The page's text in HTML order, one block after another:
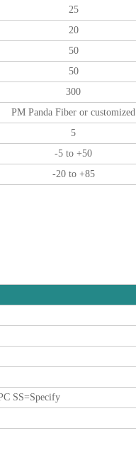
25
20
50
50
300
PM Panda Fiber or customized
5
-5 to +50
-20 to +85
SS=Specify